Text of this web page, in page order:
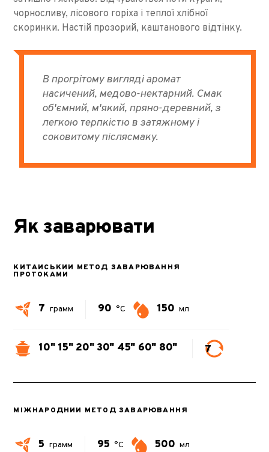
чорносливу, лісового горіха і теплої хлібної
скоринки. Настій прозорий, каштанового відтінку.
В прогрітому вигляді аромат
насичений, медово-нектарний. Смак
об'ємний, м'який, пряно-деревний, з
легкою терпкістю в затяжному і
соковитому післясмаку.
Як заварювати
КИТАЙСЬКИЙ МЕТОД ЗАВАРЮВАННЯ
ПРОТОКАМИ
7 грамм 90 °C 150 мл
10" 15" 20" 30" 45" 60" 80" 7
МІЖНАРОДНИЙ МЕТОД ЗАВАРЮВАННЯ
5 грамм 95 °C 500 мл